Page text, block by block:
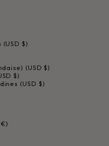
$)
(USD $)
$)
(USD $)